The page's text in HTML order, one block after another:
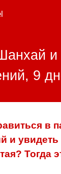
и
9
в
и
Тогда